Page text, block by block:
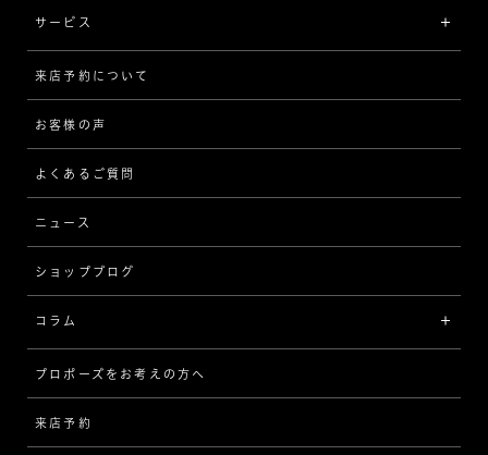
イエローゴールド
コンビネーション
[フォルムから選ぶ]
ストレート
ウェーブ
V字
[セッテイングから選ぶ]
ソリテール
ワンサイドメレ
リング
ネックレス/ペンダント
ピアス/イヤリング
ブレスレット
品質
歴史
企業の取り組み
サービス
サービスについて
アフターサービス
MESSAGE IN DIAMOND
品質保証
ブライダルアイテム
来店予約について
お客様の声
よくあるご質問
ニュース
ショップブログ
コラム
インタビュー
指輪
プロポーズをお考えの方へ
来店予約